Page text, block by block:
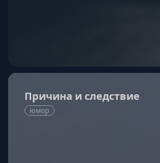
Причина и следствие
юмор